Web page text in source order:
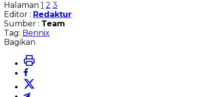
Halaman 1 2 3
Editor : Redaktur
Sumber : Team
Tag: Bennix
Bagikan